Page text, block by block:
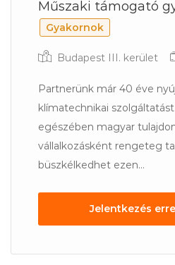
Műszaki támogató
Gyakornok
Budapest III. kerület
Partnerünk már 40 éve
klímatechnikai
egészében magyar
vállalkozásként rengeteg
büszkélkedhet ezen...
Jelentkezés